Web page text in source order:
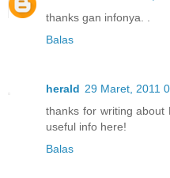
thanks gan infonya. .
Balas
herald 29 Maret, 2011
thanks for writing about
useful info here!
Balas